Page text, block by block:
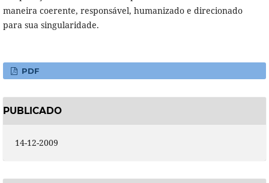
maneira coerente, responsável, humanizado e direcionado
para sua singularidade.
PDF
PUBLICADO
14-12-2009